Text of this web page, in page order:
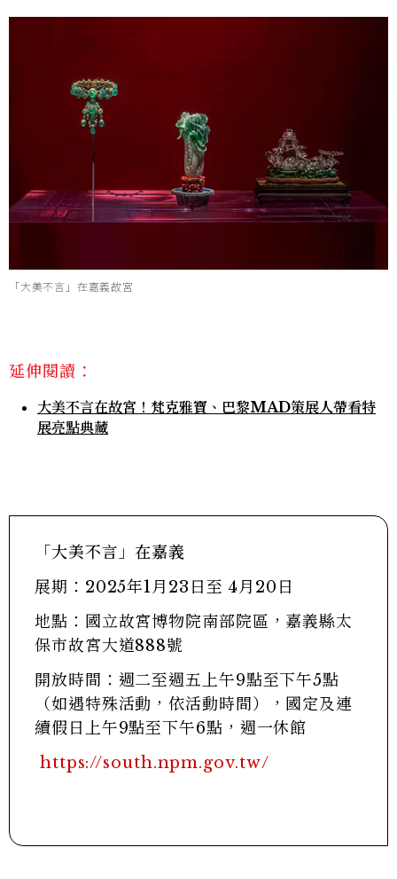
「大美不言」在嘉義故宮
延伸閱讀：
大美不言在故宮！梵克雅寶、巴黎MAD策展人帶看特
展亮點典藏
「大美不言」在嘉義
展期：2025年1月23日至 4月20日
地點：國立故宮博物院南部院區，嘉義縣太
保市故宮大道888號
開放時間：週二至週五上午9點至下午5點
（如遇特殊活動，依活動時間），國定及連
續假日上午9點至下午6點，週一休館
https://south.npm.gov.tw/